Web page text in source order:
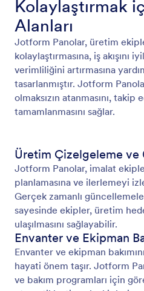
Kolaylaştırmak
Alanları
Jotform Panolar, üretim
kolaylaştırmasına, iş akışını
verimliliğini artırmasına
tasarlanmıştır. Jotform
olmaksızın atanmasını, takip
tamamlanmasını sağlar.
Üretim Çizelgeleme ve
Jotform Panolar, imalat
planlamasına ve ilerlemeyi
Gerçek zamanlı
sayesinde ekipler, üretim
ulaşılmasını sağlayabilir.
Envanter ve Ekipman
Envanter ve ekipman
hayati önem taşır. Jotform
ve bakım programları için